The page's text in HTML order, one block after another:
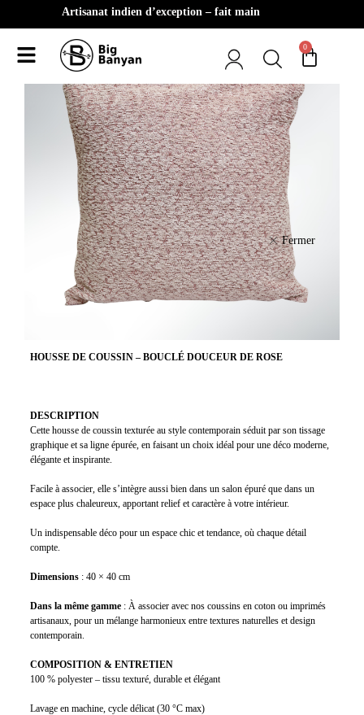
Artisanat indien d’exception – fait main
0
HOUSSE DE COUSSIN – BOUCLÉ DOUCEUR DE ROSE
DESCRIPTION
Cette housse de coussin texturée au style contemporain séduit par son tissage
graphique et sa ligne épurée, en faisant un choix idéal pour une déco moderne,
élégante et inspirante.
Facile à associer, elle s’intègre aussi bien dans un salon épuré que dans un
espace plus chaleureux, apportant relief et caractère à votre intérieur.
Un indispensable déco pour un espace chic et tendance, où chaque détail
compte.
Dimensions : 40 × 40 cm
Dans la même gamme : À associer avec nos coussins en coton ou imprimés
artisanaux, pour un mélange harmonieux entre textures naturelles et design
contemporain.
COMPOSITION & ENTRETIEN
100 % polyester – tissu texturé, durable et élégant
Lavage en machine, cycle délicat (30 °C max)
Fermer